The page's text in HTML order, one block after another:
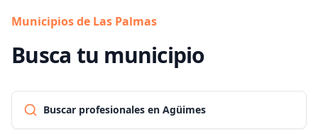
Municipios de Las Palmas
Busca tu municipio
Buscar profesionales en Agüimes